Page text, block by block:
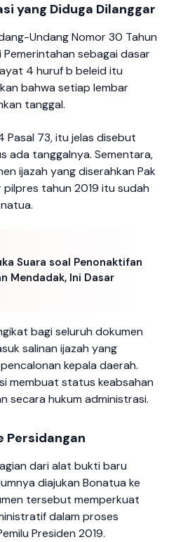
yang Diduga Dilanggar
Undang Nomor 30 Tahun
sebagai dasar
4 huruf b beleid itu
bahwa setiap lembar
tanggal.
Pasal 73, itu jelas disebut
ada tanggalnya. Sementara,
ijazah yang diserahkan Pak
tahun 2019 itu sudah
Suara soal Penonaktifan
Mendadak, Ini Dasar
bagi seluruh dokumen
salinan ijazah yang
kepala daerah.
membuat status keabsahan
secara hukum administrasi.
Persidangan
dari alat bukti baru
diajukan Bonatua ke
tersebut memperkuat
dalam proses
Presiden 2019.